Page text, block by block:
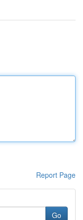
Report Page
Go